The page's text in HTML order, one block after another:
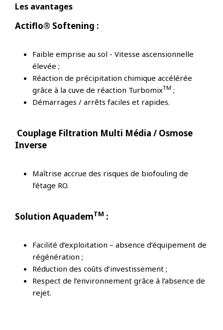
Les avantages
Actiflo® Softening :
Faible emprise au sol - Vitesse ascensionnelle
élevée ;
Réaction de précipitation chimique accélérée
grâce à la cuve de réaction TurbomixTM ;
Démarrages / arrêts faciles et rapides.
Couplage Filtration Multi Média / Osmose
Inverse
Maîtrise accrue des risques de biofouling de
l’étage RO.
Solution AquademTM :
Facilité d’exploitation – absence d’équipement de
régénération ;
Réduction des coûts d’investissement ;
Respect de l’environnement grâce à l’absence de
rejet.